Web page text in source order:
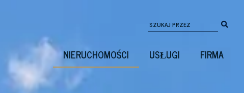
NIERUCHOMOŚCI USŁUGI FIRMA